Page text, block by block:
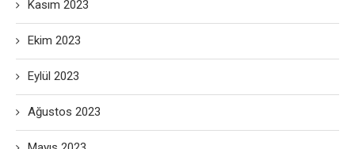
Kasım 2023
Ekim 2023
Eylül 2023
Ağustos 2023